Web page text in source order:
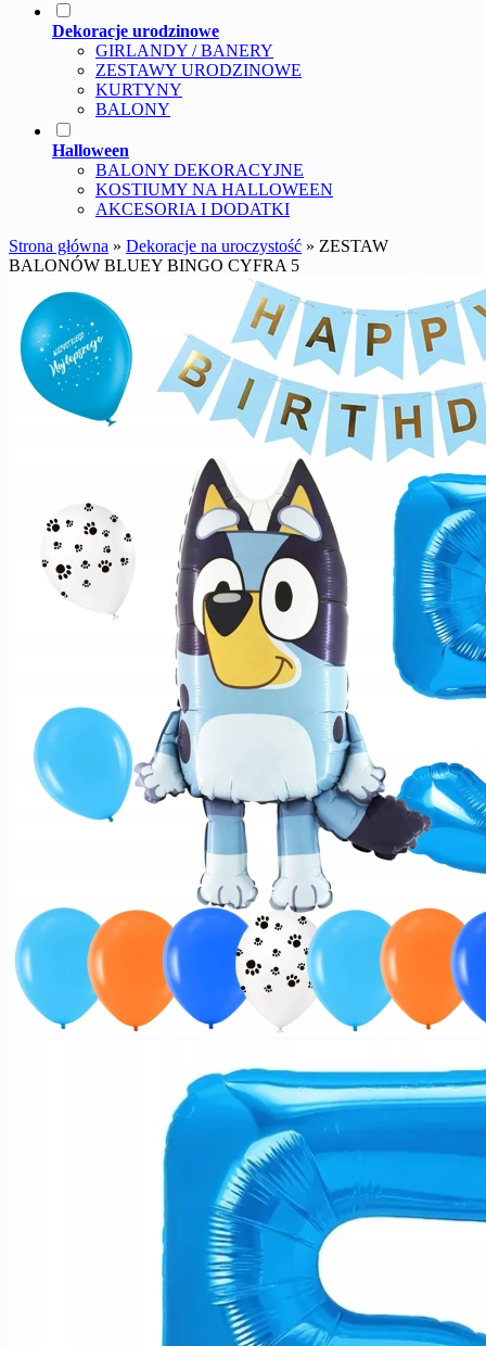
Dekoracje urodzinowe
GIRLANDY / BANERY
ZESTAWY URODZINOWE
KURTYNY
BALONY
Halloween
BALONY DEKORACYJNE
KOSTIUMY NA HALLOWEEN
AKCESORIA I DODATKI
Strona główna » Dekoracje na uroczystość » ZESTAW
BALONÓW BLUEY BINGO CYFRA 5